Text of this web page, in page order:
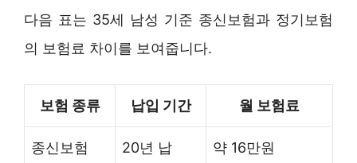
다음 표는 35세 남성 기준 종신보험과 정기보험
의 보험료 차이를 보여줍니다.
보험 종류 납입 기간 월 보험료
종신보험 20년 납 약 16만원